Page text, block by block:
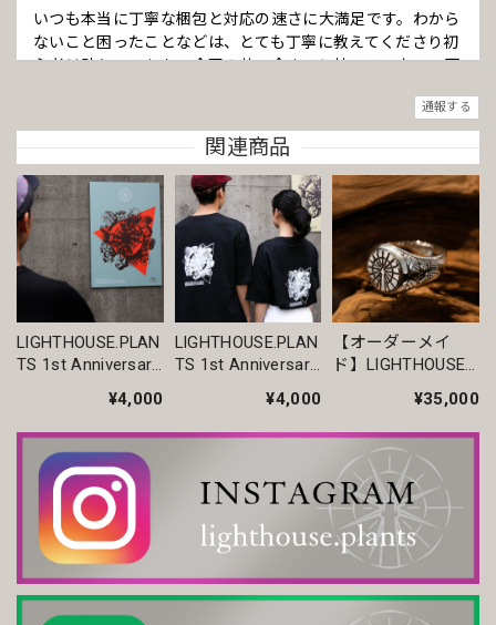
いつも本当に丁寧な梱包と対応の速さに大満足です。わから
ないこと困ったことなどは、とても丁寧に教えてくださり初
心者は助かってます。 今回の苗、今までに持っていない、可
まん丸 オベサ / ユーフォルビア
2026/06/23
いつも丁寧な梱包です。安心してお迎えできます。
【超厳選株】ホワイト オベサ / ユーフォルビア
いつも素敵な鉢を有難うございます。
2026/04/11
通報する
関連商品
LIGHTHOUSE.PLAN
TS 1st Anniversary
ター A2サイズ ブ
ルーグレー×レッド
¥4,000
LIGHTHOUSE.PLAN
TS 1st Anniversary
T-Shirts / ブラック
¥4,000
【オーダーメイ
ド】LIGHTHOUSE ×
ORIGINAL RING ハ
ンドメイド リング
¥35,000